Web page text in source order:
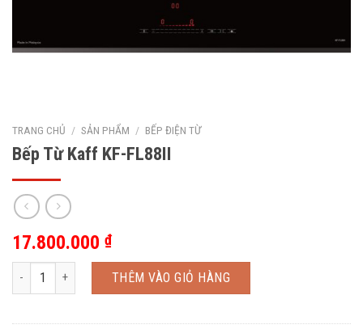
TRANG CHỦ / SẢN PHẨM / BẾP ĐIỆN TỪ
Bếp Từ Kaff KF-FL88II
17.800.000 ₫
Bếp Từ Kaff KF-FL88II số lượngTHÊM VÀO GIỎ HÀNG